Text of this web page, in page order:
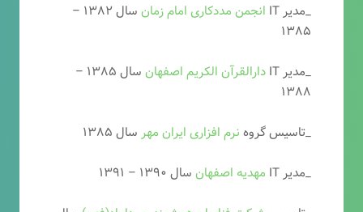
_مدیر IT انجمن مددکاری امام زمان
سال ۱۳۸۲ –
۱۳۸۵
_مدیر IT
دارالقرآن الکریم اصفهان
سال ۱۳۸۵ –
۱۳۸۸
_تاسیس گروه نرم افزاری ایران مهر سال ۱۳۸۵
_مدیر IT
مهدیه اصفهان سال ۱۳۹۰ – ۱۳۹۱